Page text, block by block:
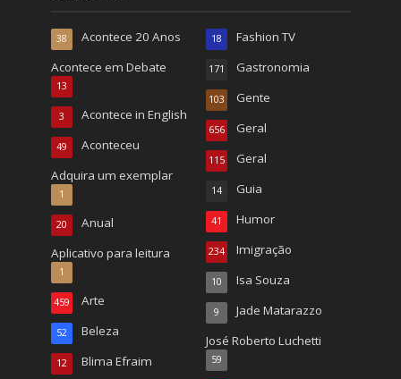
Acontece 20 Anos
38
Acontece em Debate
13
Acontece in English
3
Aconteceu
49
Adquira um exemplar
1
Anual
20
Aplicativo para leitura
1
Arte
459
Beleza
52
Blima Efraim
12
Fashion TV
18
Gastronomia
171
Gente
103
Geral
656
Geral
115
Guia
14
Humor
41
Imigração
234
Isa Souza
10
Jade Matarazzo
9
José Roberto Luchetti
59